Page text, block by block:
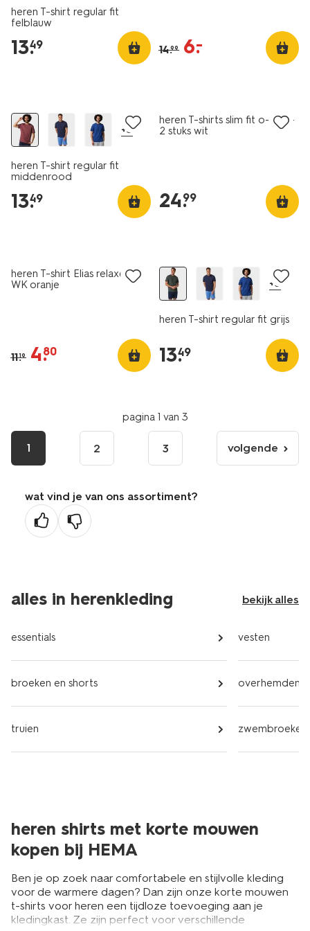
heren T-shirt regular fit
felblauw
13.
49 14.99 6.
–
+5
heren T-shirt regular fit
middenrood
13.
49
heren T-shirts slim fit o-hals -
2 stuks wit
24.
99
heren T-shirt Elias relaxed fit
WK oranje
11.19 4.
80
+5
heren T-shirt regular fit grijs
13.
49
pagina 1 van 3
1 2 3
volgende
pagina
volgende
wat vind je van ons assortiment?
alles in herenkleding bekijk alles
essentials
broeken en shorts
truien
vesten
overhemden
zwembroeken
heren shirts met korte mouwen
kopen bij HEMA
Ben je op zoek naar comfortabele en stijlvolle kleding
voor de warmere dagen? Dan zijn onze korte mouwen
t-shirts voor heren een tijdloze toevoeging aan je
kledingkast. Ze zijn perfect voor verschillende